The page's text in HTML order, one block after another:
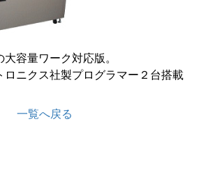
容量ワーク対応版。
ロニクス社製プログラマー２台搭載
一覧へ戻る